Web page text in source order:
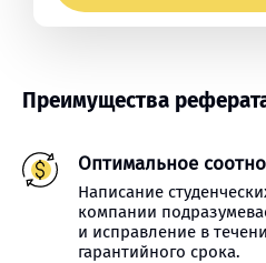
Преимущества
Оптимальное
Написание
компании
и исправление в
гарантийного срока.